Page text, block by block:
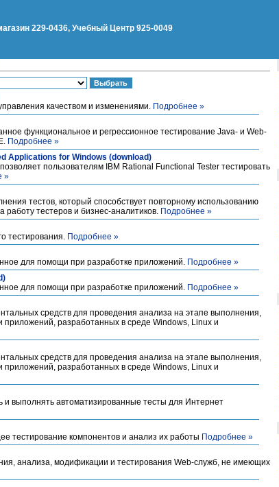
229-0436, Учебный Центр 925-0049
качеством и изменениями. Подробнее »
функциональное и регрессионное тестирование Java- и Web-
Подробнее »
Applications for Windows (download)
пользователям IBM Rational Functional Tester тестировать
»
тестов, который способствует повторному использованию
тестеров и бизнес-аналитиков. Подробнее »
тестирования. Подробнее »
для помощи при разработке приложений. Подробнее »
для помощи при разработке приложений. Подробнее »
средств для проведения анализа на этапе выполнения,
разработанных в среде Windows, Linux и
средств для проведения анализа на этапе выполнения,
разработанных в среде Windows, Linux и
и выполнять автоматизированные тесты для Интернет
тестирование компонентов и анализ их работы Подробнее »
анализа, модификации и тестирования Web-служб, не имеющих